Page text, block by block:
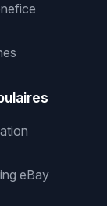
eBay